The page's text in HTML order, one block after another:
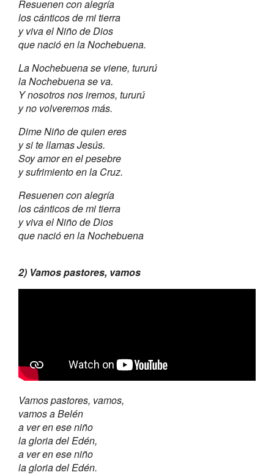
Resuenen con alegría
los cánticos de mi tierra
y viva el Niño de Dios
que nació en la Nochebuena.
La Nochebuena se viene, tururú
la Nochebuena se va.
Y nosotros nos iremos, tururú
y no volveremos más.
Dime Niño de quien eres
y si te llamas Jesús.
Soy amor en el pesebre
y sufrimiento en la Cruz.
Resuenen con alegría
los cánticos de mi tierra
y viva el Niño de Dios
que nació en la Nochebuena
2) Vamos pastores, vamos
Vamos pastores, vamos,
vamos a Belén
a ver en ese niño
la gloria del Edén,
a ver en ese niño
la gloria del Edén.